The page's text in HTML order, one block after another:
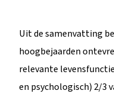
Uit de samenvatting
hoogbejaarden
relevante
en psychologisch) 2/3